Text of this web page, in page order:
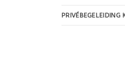
PRIVÉBEGELEIDING